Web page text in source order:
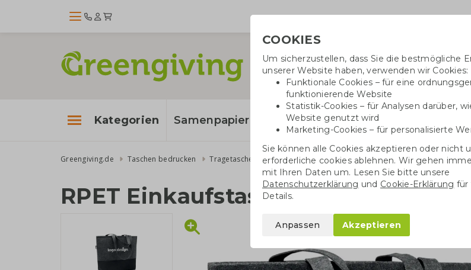
Kategorien Samenpapier Baumwolltaschen
Greengiving.de Taschen bedrucken Tragetaschen Filztaschen RPET Einkaufstasche aus Filz
RPET Einkaufstasche aus Filz
COOKIES
Um sicherzustellen, dass Sie die bestmögliche
unserer Website haben, verwenden wir Cookies:
Funktionale Cookies – für eine
funktionierende Website
Statistik-Cookies – für Analysen darüber,
Website genutzt wird
Marketing-Cookies – für personalisierte
Sie können alle Cookies akzeptieren oder nicht
erforderliche cookies ablehnen. Wir gehen
mit Ihren Daten um. Lesen Sie bitte unsere
Datenschutzerklärung und Cookie-Erklärung für
Details.
Anpassen Akzeptieren